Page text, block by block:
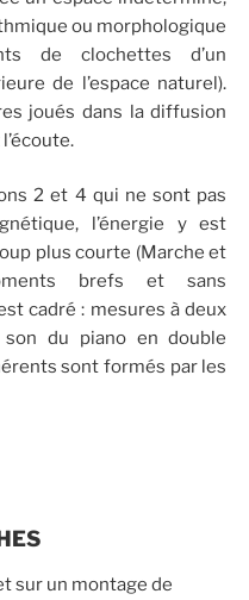
ou morphologique
de clochettes d’un
de l’espace naturel).
joués dans la diffusion
2 et 4 qui ne sont pas
l’énergie y est
plus courte (Marche et
brefs et sans
cadré : mesures à deux
du piano en double
sont formés par les
sur un montage de